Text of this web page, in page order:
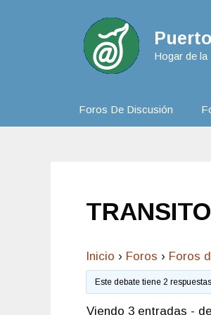
Hogar de la
Foros De Discusión
Inicio › Foros › Foros
Este debate tiene 2
Viendo 3 entradas -